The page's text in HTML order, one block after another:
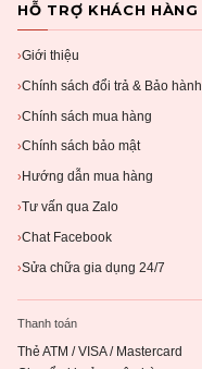
HỖ TRỢ KHÁCH HÀNG
›Giới thiệu
›Chính sách đổi trả & Bảo hành
›Chính sách mua hàng
›Chính sách bảo mật
› Hướng dẫn mua hàng
›Tư vấn qua Zalo
›Chat Facebook
›Sửa chữa gia dụng 24/7
Thanh toán
Thẻ ATM / VISA / Mastercard